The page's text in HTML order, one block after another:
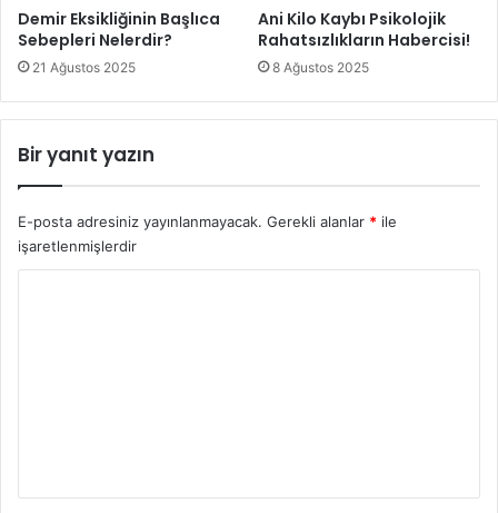
Demir Eksikliğinin Başlıca
Sebepleri Nelerdir?
21 Ağustos 2025
Ani Kilo Kaybı Psikolojik
Rahatsızlıkların Habercisi!
8 Ağustos 2025
Bir yanıt yazın
E-posta adresiniz yayınlanmayacak. Gerekli alanlar * ile
işaretlenmişlerdir